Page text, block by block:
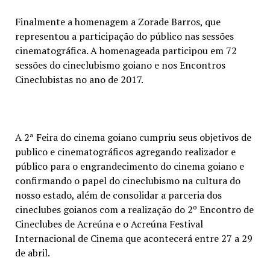
Finalmente a homenagem a Zorade Barros, que
representou a participação do público nas sessões
cinematográfica. A homenageada participou em 72
sessões do cineclubismo goiano e nos Encontros
Cineclubistas no ano de 2017.
A 2ª Feira do cinema goiano cumpriu seus objetivos de
publico e cinematográficos agregando realizador e
público para o engrandecimento do cinema goiano e
confirmando o papel do cineclubismo na cultura do
nosso estado, além de consolidar a parceria dos
cineclubes goianos com a realização do 2º Encontro de
Cineclubes de Acreúna e o Acreúna Festival
Internacional de Cinema que acontecerá entre 27 a 29
de abril.